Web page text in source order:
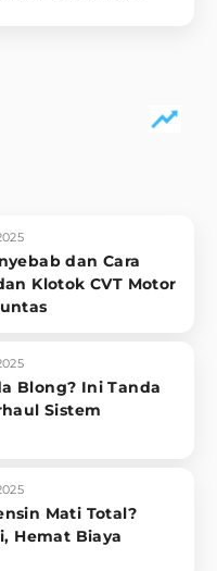
dan Cara
Klotok CVT Motor
Blong? Ini Tanda
Sistem
Mati Total?
Hemat Biaya